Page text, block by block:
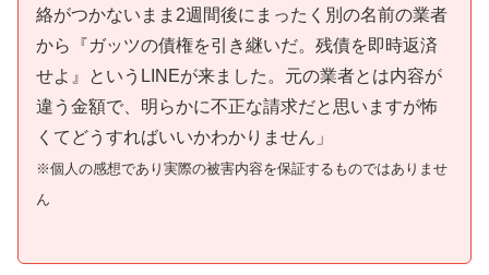
絡がつかないまま2週間後にまったく別の名前の業者
から『ガッツの債権を引き継いだ。残債を即時返済
せよ』というLINEが来ました。元の業者とは内容が
違う金額で、明らかに不正な請求だと思いますが怖
くてどうすればいいかわかりません」
※個人の感想であり実際の被害内容を保証するものではありませ
ん